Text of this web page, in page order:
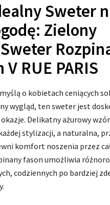
Sweter
Zielony
RUE PARIS
o kobietach ceniących
wygląd, ten sweter jest
Delikatny ażurowy
stylizacji, a naturalna,
komfort noszenia przez
fason umożliwia
codziennych po bardziej